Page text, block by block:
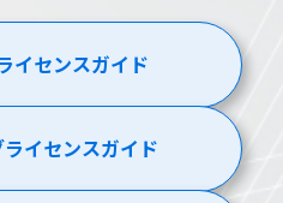
イセンスガイド
イセンスガイド